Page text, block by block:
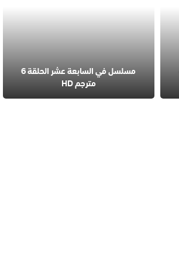
مسلسل في السابعة عشر الحلقة 6
مترجم HD